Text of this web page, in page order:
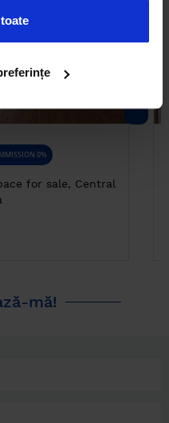
0%
for sale, Central
mă!